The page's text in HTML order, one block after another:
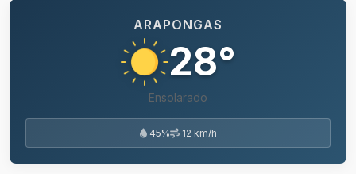
ARAPONGAS
28°
Ensolarado
45% 12 km/h